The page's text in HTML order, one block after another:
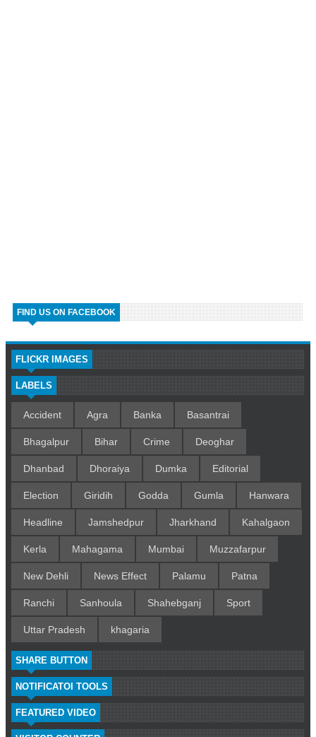
FIND US ON FACEBOOK
FLICKR IMAGES
LABELS
Accident Agra Banka Basantrai
Bhagalpur Bihar Crime Deoghar
Dhanbad Dhoraiya Dumka Editorial
Election Giridih Godda Gumla Hanwara
Headline Jamshedpur Jharkhand Kahalgaon
Kerla Mahagama Mumbai Muzzafarpur
New Dehli News Effect Palamu Patna
Ranchi Sanhoula Shahebganj Sport
Uttar Pradesh khagaria
SHARE BUTTON
NOTIFICATOI TOOLS
FEATURED VIDEO